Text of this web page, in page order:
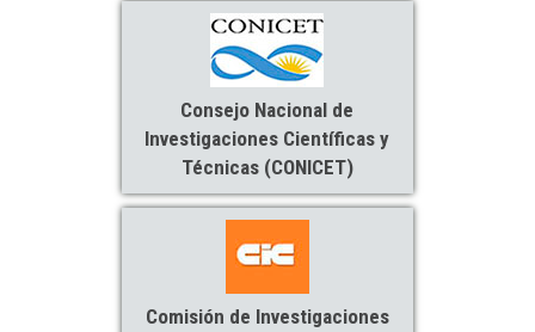
Consejo Nacional de
Investigaciones Científicas y
Técnicas (CONICET)
Comisión de Investigaciones